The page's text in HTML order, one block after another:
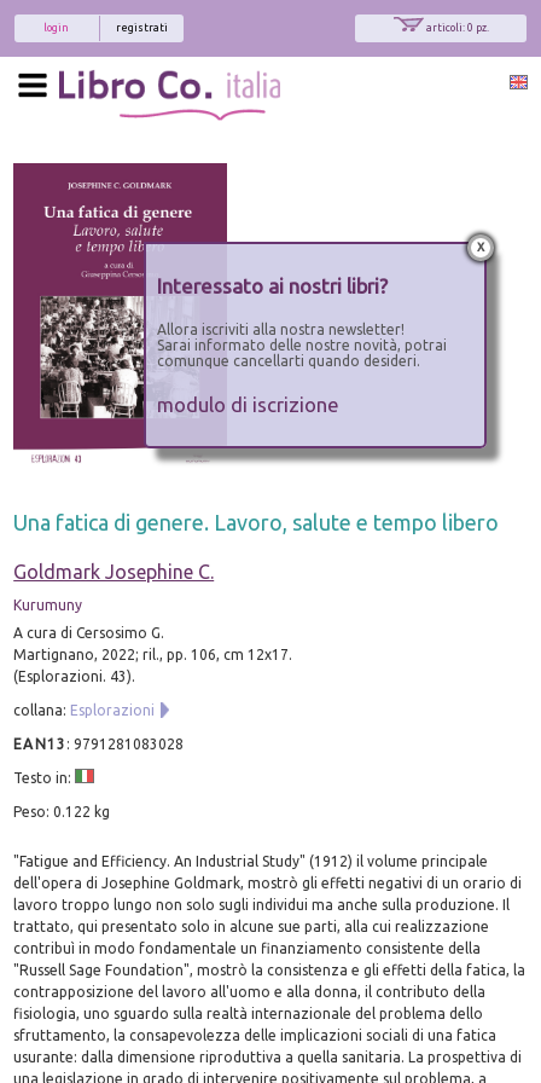
articoli: 0 pz.
registrati
login
Una fatica di genere. Lavoro, salute e tempo libero
Goldmark Josephine C.
Kurumuny
A cura di Cersosimo G.
Martignano, 2022; ril., pp. 106, cm 12x17.
(Esplorazioni. 43).
collana: Esplorazioni
EAN13 :9791281083028
Testo in:
Peso: 0.122 kg
"Fatigue and Efficiency. An Industrial Study" (1912) il volume principale
dell'opera di Josephine Goldmark, mostrò gli effetti negativi di un orario di
lavoro troppo lungo non solo sugli individui ma anche sulla produzione. Il
trattato, qui presentato solo in alcune sue parti, alla cui realizzazione
contribuì in modo fondamentale un finanziamento consistente della
"Russell Sage Foundation", mostrò la consistenza e gli effetti della fatica, la
contrapposizione del lavoro all'uomo e alla donna, il contributo della
fisiologia, uno sguardo sulla realtà internazionale del problema dello
sfruttamento, la consapevolezza delle implicazioni sociali di una fatica
usurante: dalla dimensione riproduttiva a quella sanitaria. La prospettiva di
una legislazione in grado di intervenire positivamente sul problema, a
x
Interessato ai nostri libri?
Allora iscriviti alla nostra newsletter!
Sarai informato delle nostre novità, potrai
comunque cancellarti quando desideri.
modulo di iscrizione